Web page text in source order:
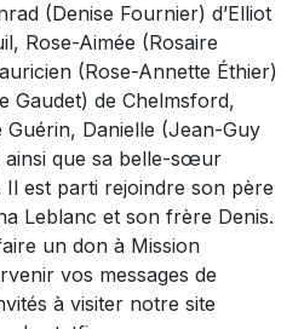
(Denise Fournier) d’Elliot
Rose-Aimée (Rosaire
(Rose-Annette Éthier)
Gaudet) de Chelmsford,
Guérin, Danielle (Jean-Guy
ainsi que sa belle-sœur
Il est parti rejoindre son père
Leblanc et son frère Denis.
un don à Mission
vos messages de
à visiter notre site